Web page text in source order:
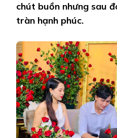
chút buồn nhưng sau
tràn hạnh phúc.